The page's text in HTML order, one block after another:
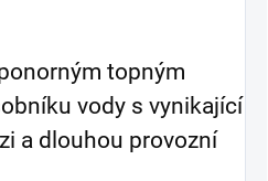
topným
vody s vynikající
a dlouhou provozní